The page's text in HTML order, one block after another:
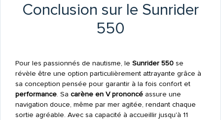
Conclusion sur le Sunrider
550
Pour les passionnés de nautisme, le Sunrider 550se
révèle être une option particulièrement attrayante grâce à
sa conception pensée pour garantir à la fois confort et
performance. Sa carène en V prononcéassure une
navigation douce, même par mer agitée, rendant chaque
sortie agréable. Avec sa capacité à accueillir jusqu'à 11